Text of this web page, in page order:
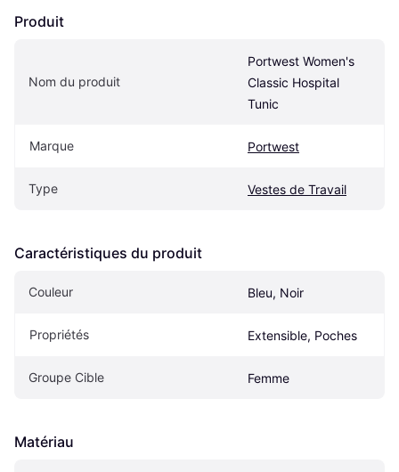
Produit
Nom du produit
Portwest Women's
Classic Hospital
Tunic
Marque Portwest
Type Vestes de Travail
Caractéristiques du produit
Couleur Bleu, Noir
Propriétés Extensible, Poches
Groupe Cible Femme
Matériau